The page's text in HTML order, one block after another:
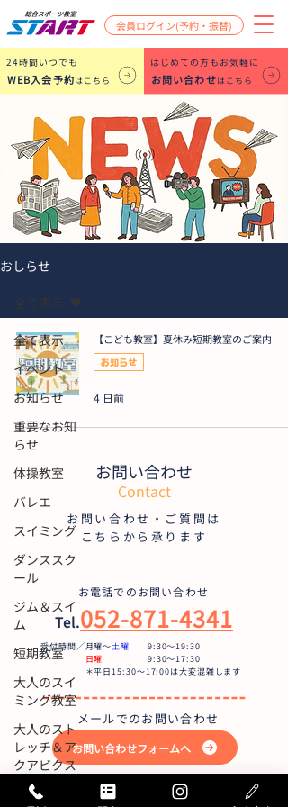
会員ログイン(予約・振替)
​24時間いつでも
WEB入会予約はこちら
はじめての方もお気軽に
お問い合わせはこちら
おしらせ
全て表示
イベント
お知らせ
重要なお知
らせ
体操教室
バレエ
スイミング
ダンススク
ール
ジム＆スイ
ム
短期教室
大人のスイ
ミング教室
大人のスト
レッチ＆ア
クアビクス
全て表示
【こども教室】夏休み短期教室のご案内
お知らせ
4 日前
お問い合わせ
Contact
お問い合わせ・ご質問は
こちらから承ります
お電話でのお問い合わせ
Tel.052-871-4341
受付時間／月曜〜土曜 9:30〜19:30
日曜
9:30～17:30
＊平日15:30～17:00は大変混雑します
メールでのお問い合わせ
お問い合わせフォームへ